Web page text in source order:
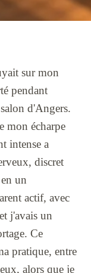
sur mon
pendant
d'Angers.
mon écharpe
intense a
discret
un
actif, avec
j'avais un
Ce
pratique, entre
alors que je